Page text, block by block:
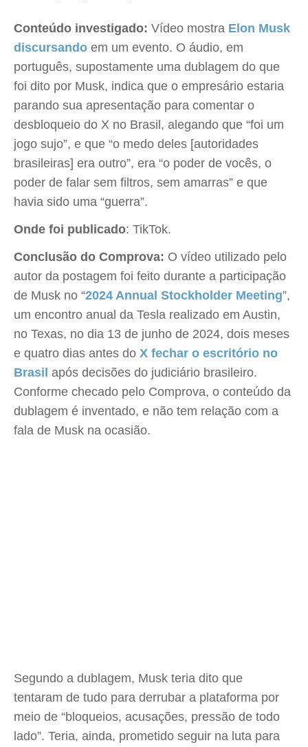
Conteúdo investigado: Vídeo mostra Elon Musk
discursando em um evento. O áudio, em
português, supostamente uma dublagem do que
foi dito por Musk, indica que o empresário estaria
parando sua apresentação para comentar o
desbloqueio do X no Brasil, alegando que “foi um
jogo sujo”, e que “o medo deles [autoridades
brasileiras] era outro”, era “o poder de vocês, o
poder de falar sem filtros, sem amarras” e que
havia sido uma “guerra”.
Onde foi publicado: TikTok.
Conclusão do Comprova: O vídeo utilizado pelo
autor da postagem foi feito durante a participação
de Musk no “2024 Annual Stockholder Meeting”,
um encontro anual da Tesla realizado em Austin,
no Texas, no dia 13 de junho de 2024, dois meses
e quatro dias antes do X fechar o escritório no
Brasil após decisões do judiciário brasileiro.
Conforme checado pelo Comprova, o conteúdo da
dublagem é inventado, e não tem relação com a
fala de Musk na ocasião.
Segundo a dublagem, Musk teria dito que
tentaram de tudo para derrubar a plataforma por
meio de “bloqueios, acusações, pressão de todo
lado”. Teria, ainda, prometido seguir na luta para